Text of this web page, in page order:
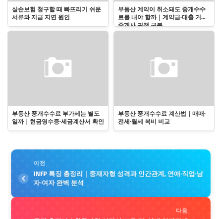
실손보험 청구할 때 빠뜨리기 쉬운
서류와 지급 지연 원인
부동산 계약이 취소돼도 중개수수
료를 내야 할까｜계약금·대출 거절·
중개사 귀책 구분
부동산 중개수수료 부가세는 별도
일까｜현금영수증·세금계산서 확인
부동산 중개수수료 계산법｜매매·
전세·월세 복비 비교
이전
INFP 특징 총정리｜중재자형 성격과 인간관계, 연애·직업·남
자·여자 완벽 분석
다음